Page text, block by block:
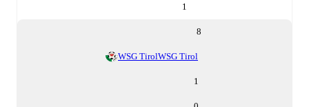
1
8
WSG TirolWSG Tirol
1